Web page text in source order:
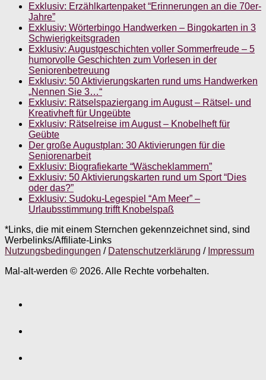
Exklusiv: Erzählkartenpaket “Erinnerungen an die 70er-
Jahre”
Exklusiv: Wörterbingo Handwerken – Bingokarten in 3
Schwierigkeitsgraden
Exklusiv: Augustgeschichten voller Sommerfreude – 5
humorvolle Geschichten zum Vorlesen in der
Seniorenbetreuung
Exklusiv: 50 Aktivierungskarten rund ums Handwerken
„Nennen Sie 3…“
Exklusiv: Rätselspaziergang im August – Rätsel- und
Kreativheft für Ungeübte
Exklusiv: Rätselreise im August – Knobelheft für
Geübte
Der große Augustplan: 30 Aktivierungen für die
Seniorenarbeit
Exklusiv: Biografiekarte “Wäscheklammern”
Exklusiv: 50 Aktivierungskarten rund um Sport “Dies
oder das?”
Exklusiv: Sudoku-Legespiel “Am Meer” –
Urlaubsstimmung trifft Knobelspaß
*Links, die mit einem Sternchen gekennzeichnet sind, sind
Werbelinks/Affiliate-Links
Nutzungsbedingungen / Datenschutzerklärung / Impressum
Mal-alt-werden © 2026. Alle Rechte vorbehalten.